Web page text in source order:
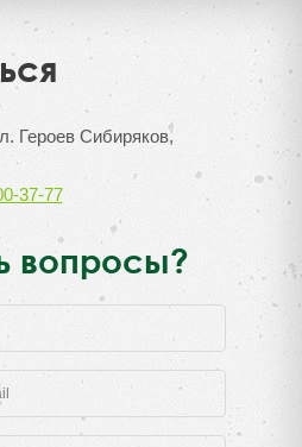
Героев Сибиряков,
37-77
вопросы?